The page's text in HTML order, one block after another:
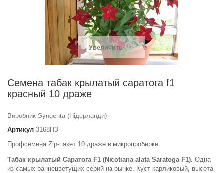
Увеличить
Семена табак крылатый саратога f1
красный 10 драже
Виробник Syngenta (Нідерланди)
Артикул 3168ПЗ
Профсемена Zip-пакет 10 драже в микропробирке.
Табак крылатый Саратога F1 (Nicotiana alata Saratoga F1). Одна
из самых раннецветущих серий на рынке. Куст карликовый, высота